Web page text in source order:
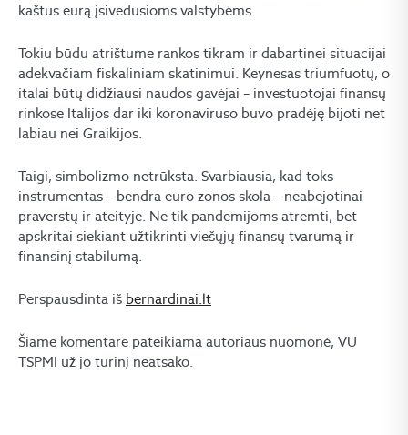
kaštus eurą įsivedusioms valstybėms.
Tokiu būdu atrištume rankos tikram ir dabartinei situacijai
adekvačiam fiskaliniam skatinimui. Keynesas triumfuotų, o
italai būtų didžiausi naudos gavėjai – investuotojai finansų
rinkose Italijos dar iki koronaviruso buvo pradėję bijoti net
labiau nei Graikijos.
Taigi, simbolizmo netrūksta. Svarbiausia, kad toks
instrumentas – bendra euro zonos skola – neabejotinai
praverstų ir ateityje. Ne tik pandemijoms atremti, bet
apskritai siekiant užtikrinti viešųjų finansų tvarumą ir
finansinį stabilumą.
Perspausdinta iš bernardinai.lt
Šiame komentare pateikiama autoriaus nuomonė, VU
TSPMI už jo turinį neatsako.